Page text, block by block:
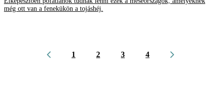
még ott van a fenekükön a tojáshéj.
1 2 3 4